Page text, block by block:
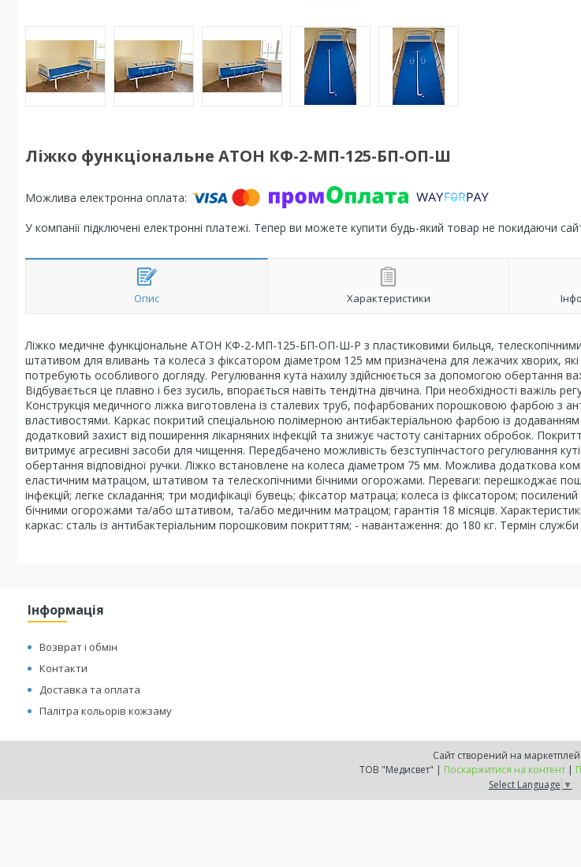
Ліжко функціональне АТОН КФ-2-МП-125-БП-ОП-Ш
У компанії підключені електронні платежі. Тепер ви можете купити будь-який товар не покидаючи
Опис Характеристики
Ліжко медичне функціональне АТОН КФ-2-МП-125-БП-ОП-Ш-Р з пластиковими бильця,
штативом для вливань та колеса з фіксатором діаметром 125 мм призначена для лежачих хворих, які
потребують особливого догляду. Регулювання кута нахилу здійснюється за допомогою обертання
Відбувається це плавно і без зусиль, впорається навіть тендітна дівчина. При необхідності важіль
Конструкція медичного ліжка виготовлена ​​із сталевих труб, пофарбованих порошковою фарбою з
властивостями. Каркас покритий спеціальною полімерною антибактеріальною фарбою із додаванням
додатковий захист від поширення лікарняних інфекцій та знижує частоту санітарних обробок.
витримує агресивні засоби для чищення. Передбачено можливість безступінчастого регулювання
обертання відповідної ручки. Ліжко встановлене на колеса діаметром 75 мм. Можлива додаткова
еластичним матрацом, штативом та телескопічними бічними огорожами. Переваги: перешкоджає
інфекцій; легке складання; три модифікації бувець; фіксатор матраца; колеса із фіксатором;
бічними огорожами та/або штативом, та/або медичним матрацом; гарантія 18 місяців.
каркас: сталь із антибактеріальним порошковим покриттям; - навантаження: до 180 кг. Термін
Інформація
Возврат і обмін
Контакти
Доставка та оплата
Палітра кольорів кожзаму
Сайт створений на
ТОВ "Медисвет" | Поскаржитися на контент |
Select Language ▼